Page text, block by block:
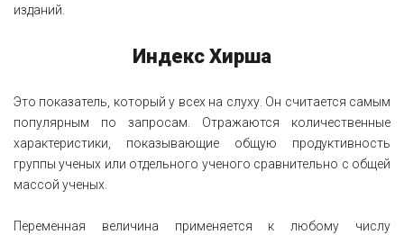
изданий.
Индекс Хирша
Это показатель, который у всех на слуху. Он считается самым
популярным по запросам. Отражаются количественные
характеристики, показывающие общую продуктивность
группы ученых или отдельного ученого сравнительно с общей
массой ученых.
Переменная величина применяется к любому числу